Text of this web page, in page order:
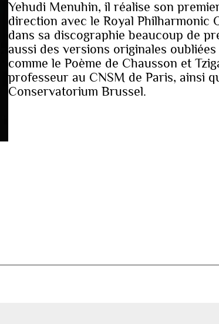
Yehudi Menuhin, il réalise son
direction avec le Royal Philharmonic
dans sa discographie beaucoup de
aussi des versions originales
comme le Poème de Chausson et
professeur au CNSM de Paris, ainsi
Conservatorium Brussel.